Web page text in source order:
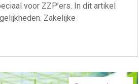
voor ZZP’ers. In dit artikel
Zakelijke